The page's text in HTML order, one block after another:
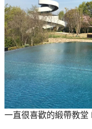
一直很喜歡的緞帶教